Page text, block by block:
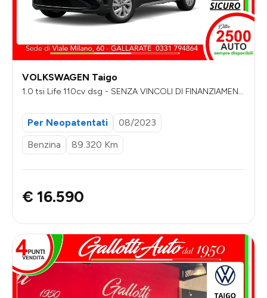
VOLKSWAGEN Taigo
1.0 tsi Life 110cv dsg - SENZA VINCOLI DI FINANZIAMENT
Per Neopatentati
08/2023
Benzina
89.320 Km
€ 16.590